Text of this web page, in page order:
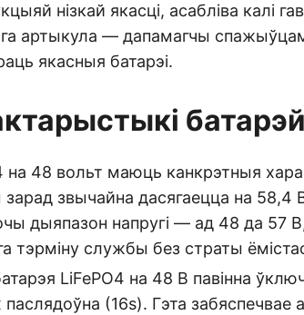
нізкай якасці, асабліва калі
артыкула — дапамагчы
якасныя батарэі.
на 48 вольт маюць канкрэтныя
зарад звычайна дасягаецца на 58,4
дыяпазон напругі — ад 48 да 57 В,
тэрміну службы без страты
LiFePO4 на 48 В павінна
(16s). Гэта забяспечвае